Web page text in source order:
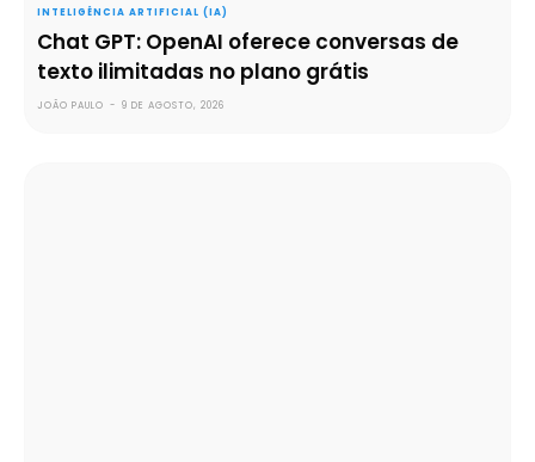
INTELIGÊNCIA ARTIFICIAL (IA)
Chat GPT: OpenAI oferece conversas de
texto ilimitadas no plano grátis
JOÃO PAULO - 9 DE AGOSTO, 2026